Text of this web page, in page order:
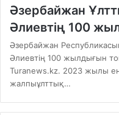
Әзербайжан
Әлиевтің 100
Әзербайжан
Әлиевтің 100 жылдығын
Turanews.kz. 2023 жылы ең
жалпыұлттық…